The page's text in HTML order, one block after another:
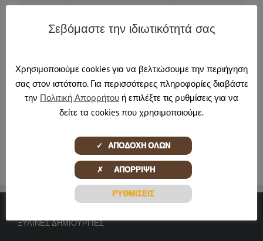
About the Author: pontadmin
ΞΎΛΙΝΕΣ ΔΗΜΙΟΥΡΓΊΕΣ
Σεβόμαστε την ιδιωτικότητά σας
Χρησιμοποιούμε cookies για να βελτιώσουμε την περιήγηση
σας στον ιστότοπο. Για περισσότερες πληροφορίες διαβάστε
την Πολιτική Απορρήτου ή επιλέξτε τις ρυθμίσεις για να
δείτε τα cookies που χρησιμοποιούμε.
ΡΥΘΜΙΣΕΙΣ
✓ ΑΠΟΔΟΧΗ ΟΛΩΝ
✗ ΑΠΟΡΡΙΨΗ